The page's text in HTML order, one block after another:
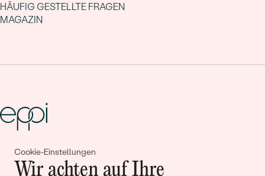
Cookie-Einstellungen
Wir achten auf Ihre
HÄUFIG GESTELLTE FRAGEN
MAGAZIN
Gemeinsam erschaffen wir